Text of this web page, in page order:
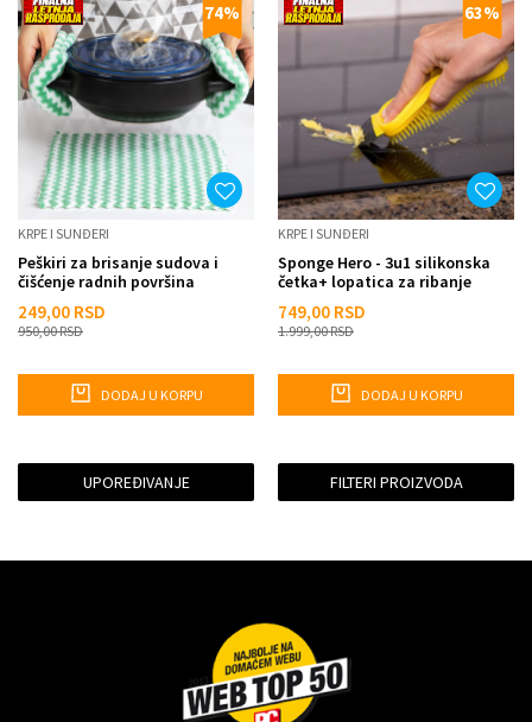
74%
KRPE I SUNĐERI
Peškiri za brisanje sudova i
čišćenje radnih površina
249,00 RSD
950,00RSD
DODAJ U KORPU
63%
KRPE I SUNĐERI
Sponge Hero - 3u1 silikonska
četka+ lopatica za ribanje
749,00 RSD
1.999,00RSD
DODAJ U KORPU
UPOREĐIVANJE FILTERI PROIZVODA